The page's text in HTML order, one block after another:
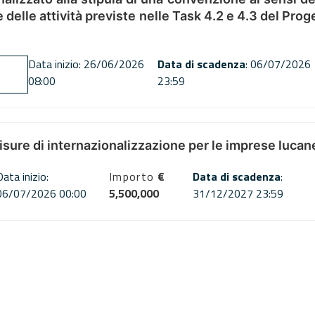
attività previste nelle Task 4.2 e 4.3 del
Data inizio: 26/06/2026
08:00
Data di scadenza: 06/07/2026
23:59
di internazionalizzazione per le imprese
inizio:
07/2026 00:00
Importo €
5,500,000
Data di scadenza:
31/12/2027 23:59